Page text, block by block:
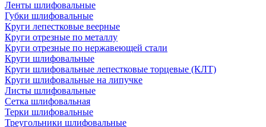
Ленты шлифовальные
Губки шлифовальные
Круги лепестковые веерные
Круги отрезные по металлу
Круги отрезные по нержавеющей стали
Круги шлифовальные
Круги шлифовальные лепестковые торцевые (КЛТ)
Круги шлифовальные на липучке
Листы шлифовальные
Сетка шлифовальная
Терки шлифовальные
Треугольники шлифовальные